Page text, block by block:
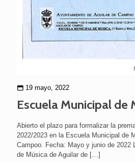
19 mayo, 2022
Escuela Municipal de
Abierto el plazo para formalizar la
2022/2023 en la Escuela Municipal de
Campoo. Fecha: Mayo y junio de 2022
de Música de Aguilar de […]